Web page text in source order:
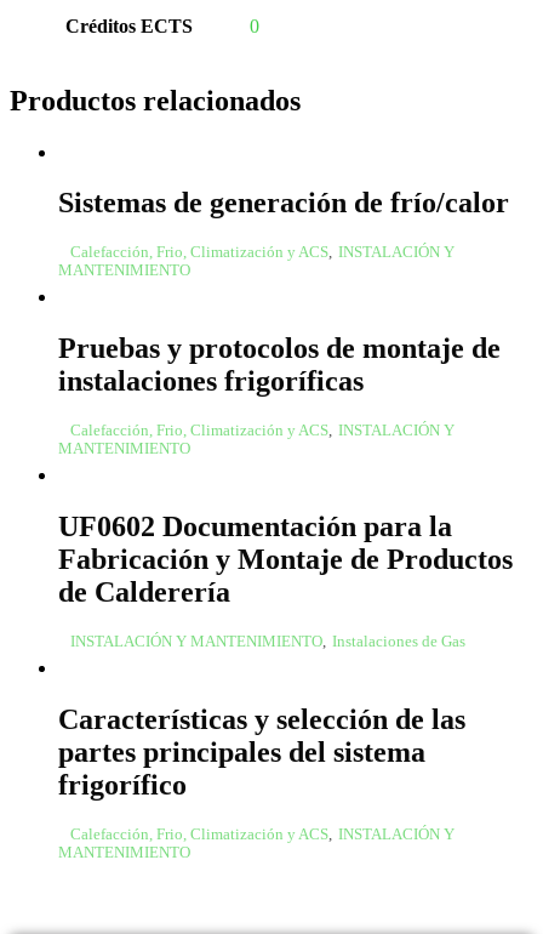
Créditos ECTS 0
Productos relacionados
Sistemas de generación de frío/calor
Calefacción, Frio, Climatización y ACS, INSTALACIÓN Y
MANTENIMIENTO
Pruebas y protocolos de montaje de
instalaciones frigoríficas
Calefacción, Frio, Climatización y ACS, INSTALACIÓN Y
MANTENIMIENTO
UF0602 Documentación para la
Fabricación y Montaje de Productos
de Calderería
INSTALACIÓN Y MANTENIMIENTO, Instalaciones de Gas
Características y selección de las
partes principales del sistema
frigorífico
Calefacción, Frio, Climatización y ACS INSTALACIÓN Y
MANTENIMIENTO